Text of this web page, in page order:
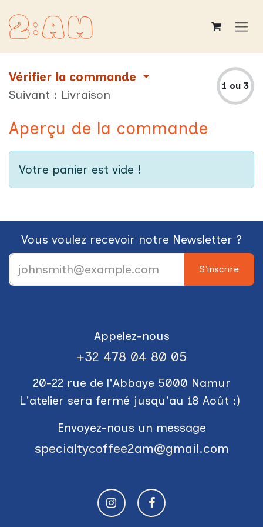
Vérifier la commande
Suivant : Livraison
1 ou 3
Aperçu de la commande
Votre panier est vide !
Vous voulez recevoir notre Newsletter ?
S'inscrire
Appelez-nous
+3​2 478 04 80 05
20-22 rue de l'Abbaye 5000 Namur
L'atelier sera fermé jusqu'au 18 Août :)
Envoyez-nous un message
specialtycoffee2am@gmail.com